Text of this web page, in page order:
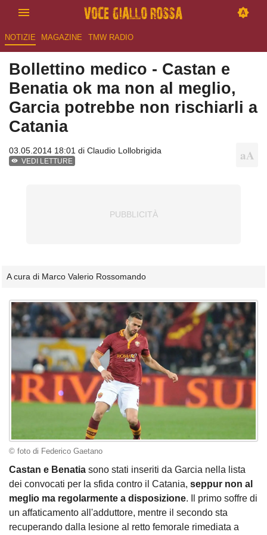
NOTIZIE MAGAZINE TMW RADIO
Bollettino medico - Castan e
Benatia ok ma non al meglio,
Garcia potrebbe non rischiarli a
Catania
03.05.2014 18:01 di Claudio Lollobrigida
VEDI LETTURE
A cura di Marco Valerio Rossomando
© foto di Federico Gaetano
Castan e Benatia sono stati inseriti da Garcia nella lista
dei convocati per la sfida contro il Catania, seppur non al
meglio ma regolarmente a disposizione. Il primo soffre di
un affaticamento all'adduttore, mentre il secondo sta
recuperando dalla lesione al retto femorale rimediata a